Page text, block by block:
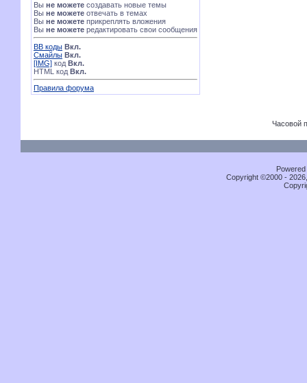
Вы не можете создавать новые темы
Вы не можете отвечать в темах
Вы не можете прикреплять вложения
Вы не можете редактировать свои сообщения
BB коды Вкл.
Смайлы Вкл.
[IMG] код Вкл.
HTML код Вкл.
Правила форума
Часовой
Copyright ©2000 -